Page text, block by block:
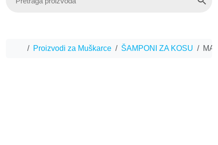
Home
Proizvodi za Muškarce ŠAMPONI ZA KOSU